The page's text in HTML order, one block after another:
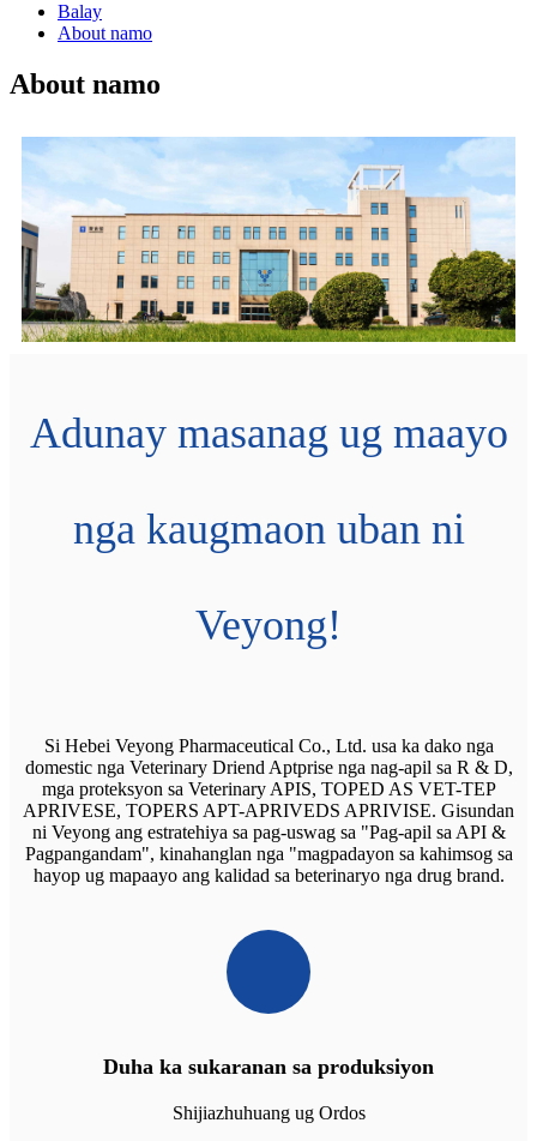
Balay
About namo
About namo
Adunay masanag ug maayo
nga kaugmaon uban ni
Veyong!
Si Hebei Veyong Pharmaceutical Co., Ltd. usa ka dako nga
domestic nga Veterinary Driend Aptprise nga nag-apil sa R ​​& D,
mga proteksyon sa Veterinary APIS, TOPED AS VET-TEP
APRIVESE, TOPERS APT-APRIVEDS APRIVISE. Gisundan
ni Veyong ang estratehiya sa pag-uswag sa "Pag-apil sa API &
Pagpangandam", kinahanglan nga "magpadayon sa kahimsog sa
hayop ug mapaayo ang kalidad sa beterinaryo nga drug brand.
Duha ka sukaranan sa produksiyon
Shijiazhuhuang ug Ordos